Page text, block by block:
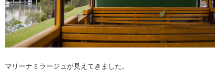
マリーナミラージュが見えてきました。